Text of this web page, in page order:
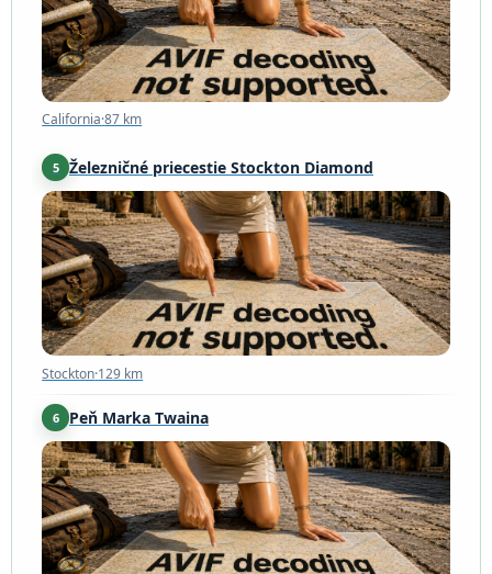
California·87 km
5 Železničné priecestie Stockton Diamond
Stockton·129 km
Stockton·129 km
6 Peň Marka Twaina
Miramonte·138 km